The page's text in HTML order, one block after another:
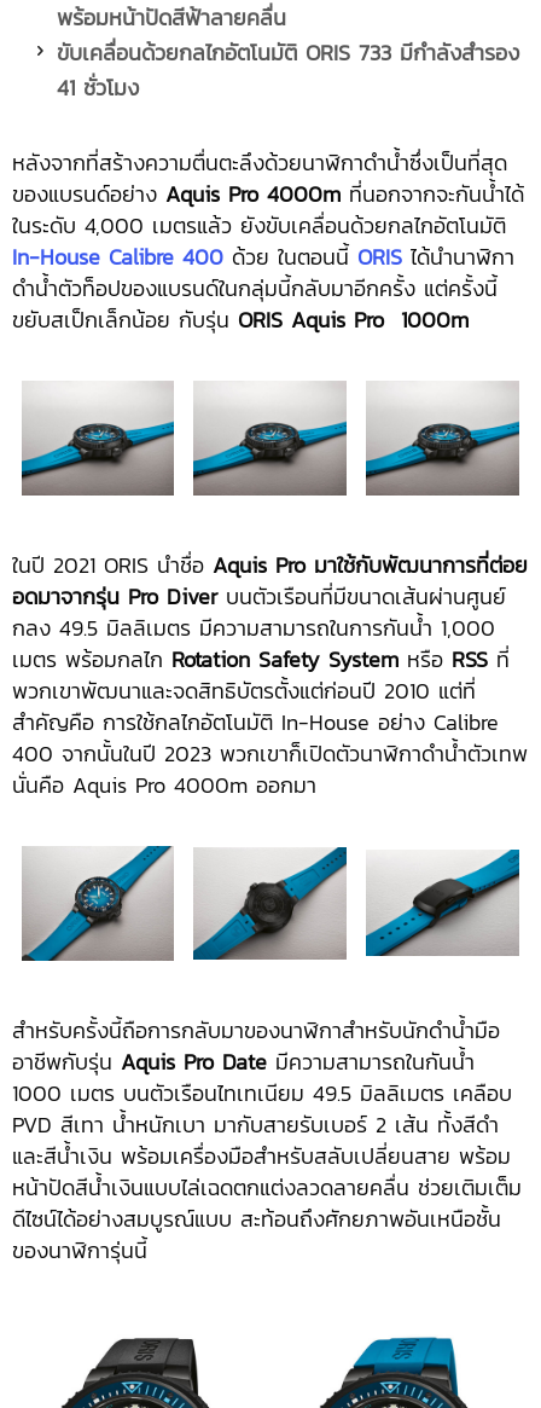
พร้อมหน้าปัดสีฟ้าลายคลื่น
ขับเคลื่อนด้วยกลไกอัตโนมัติ ORIS 733 มีกำลังสำรอง
41 ชั่วโมง
หลังจากที่สร้างความตื่นตะลึงด้วยนาฬิกาดำน้ำซึ่งเป็นที่สุด
ของแบรนด์อย่าง Aquis Pro 4000m ที่นอกจากจะกันน้ำได้
ในระดับ 4,000 เมตรแล้ว ยังขับเคลื่อนด้วยกลไกอัตโนมัติ
In-House Calibre 400 ด้วย ในตอนนี้ ORIS ได้นำนาฬิกา
ดำน้ำตัวท็อปของแบรนด์ในกลุ่มนี้กลับมาอีกครั้ง แต่ครั้งนี้
ขยับสเป็กเล็กน้อย กับรุ่น ORIS Aquis Pro 1000m
ในปี 2021 ORIS นำชื่อ Aquis Pro มาใช้กับพัฒนาการที่ต่อย
อดมาจากรุ่น Pro Diverบนตัวเรือนที่มีขนาดเส้นผ่านศูนย์
กลง 49.5 มิลลิเมตร มีความสามารถในการกันน้ำ 1,000
เมตร พร้อมกลไก Rotation Safety System หรือ RSS ที่
พวกเขาพัฒนาและจดสิทธิบัตรตั้งแต่ก่อนปี 2010 แต่ที่
สำคัญคือ การใช้กลไกอัตโนมัติ In-House อย่าง Calibre
400 จากนั้นในปี 2023 พวกเขาก็เปิดตัวนาฬิกาดำน้ำตัวเทพ
นั่นคือ Aquis Pro 4000m ออกมา
สำหรับครั้งนี้ถือการกลับมาของนาฬิกาสำหรับนักดำน้ำมือ
อาชีพกับรุ่น Aquis Pro Date มีความสามารถในกันน้ำ
1000 เมตร บนตัวเรือนไทเทเนียม 49.5 มิลลิเมตร เคลือบ
PVD สีเทา น้ำหนักเบา มากับสายรับเบอร์ 2 เส้น ทั้งสีดำ
และสีน้ำเงิน พร้อมเครื่องมือสำหรับสลับเปลี่ยนสาย พร้อม
หน้าปัดสีน้ำเงินแบบไล่เฉดตกแต่งลวดลายคลื่น ช่วยเติมเต็ม
ดีไซน์ได้อย่างสมบูรณ์แบบ สะท้อนถึงศักยภาพอันเหนือชั้น
ของนาฬิการุ่นนี้